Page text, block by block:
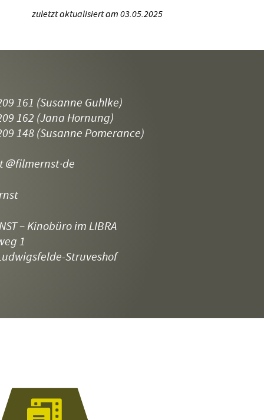
zuletzt aktualisiert am 03.05.2025
161 (Susanne Guhlke)
162 (Jana Hornung)
148(Susanne Pomerance)
＠filmernst·de
– Kinobüro im LIBRA
1
Struveshof